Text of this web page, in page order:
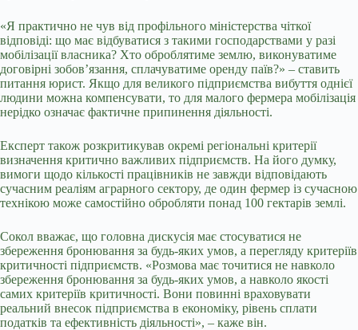
«Я практично не чув від профільного міністерства чіткої
відповіді: що має відбуватися з такими господарствами у разі
мобілізації власника? Хто оброблятиме землю, виконуватиме
договірні зобов’язання, сплачуватиме оренду паїв?» – ставить
питання юрист. Якщо для великого підприємства вибуття однієї
людини можна компенсувати, то для малого фермера мобілізація
нерідко означає фактичне припинення діяльності.
Експерт також розкритикував окремі регіональні критерії
визначення критично важливих підприємств. На його думку,
вимоги щодо кількості працівників не завжди відповідають
сучасним реаліям аграрного сектору, де один фермер із сучасною
технікою може самостійно обробляти понад 100 гектарів землі.
Сокол вважає, що головна дискусія має стосуватися не
збереження бронювання за будь-яких умов, а перегляду критеріїв
критичності підприємств. «Розмова має точитися не навколо
збереження бронювання за будь-яких умов, а навколо якості
самих критеріїв критичності. Вони повинні враховувати
реальний внесок підприємства в економіку, рівень сплати
податків та ефективність діяльності», – каже він.